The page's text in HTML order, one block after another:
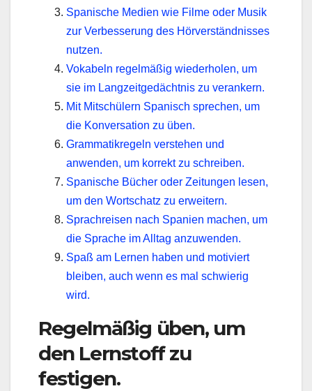
Spanische Medien wie Filme oder Musik
zur Verbesserung des Hörverständnisses
nutzen.
Vokabeln regelmäßig wiederholen, um
sie im Langzeitgedächtnis zu verankern.
Mit Mitschülern Spanisch sprechen, um
die Konversation zu üben.
Grammatikregeln verstehen und
anwenden, um korrekt zu schreiben.
Spanische Bücher oder Zeitungen lesen,
um den Wortschatz zu erweitern.
Sprachreisen nach Spanien machen, um
die Sprache im Alltag anzuwenden.
Spaß am Lernen haben und motiviert
bleiben, auch wenn es mal schwierig
wird.
Regelmäßig üben, um
den Lernstoff zu
festigen.